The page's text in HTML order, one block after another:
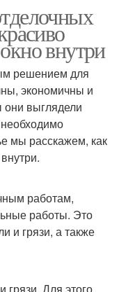
внутри
решением для
экономичны и
они выглядели
мы расскажем, как
работам,
работы. Это
и грязи, а также